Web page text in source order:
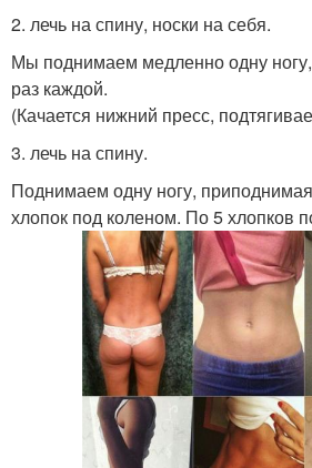
2. лечь на спину, носки на себя.
Мы поднимаем медленно одну
раз каждой.
(Качается нижний пресс,
3. лечь на спину.
Поднимаем одну ногу,
хлопок под коленом. По 5 хлопков